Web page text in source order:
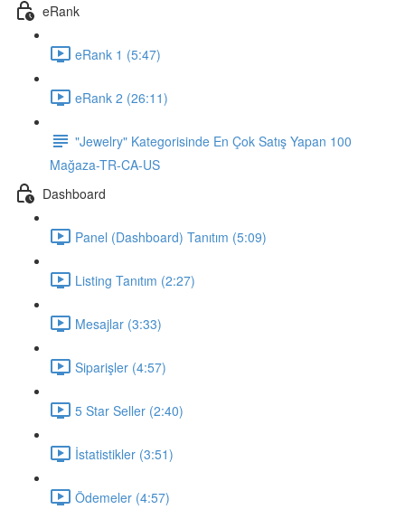
eRank
eRank 1 (5:47)
eRank 2 (26:11)
"Jewelry" Kategorisinde En Çok Satış Yapan 100
Mağaza-TR-CA-US
Dashboard
Panel (Dashboard) Tanıtım (5:09)
Listing Tanıtım (2:27)
Mesajlar (3:33)
Siparişler (4:57)
5 Star Seller (2:40)
İstatistikler (3:51)
Ödemeler (4:57)